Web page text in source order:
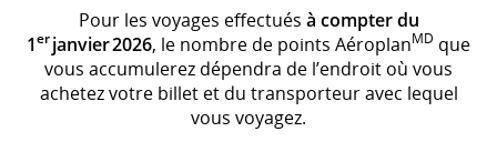
Pour les voyages effectués à compter du
1erjanvier 2026, le nombre de points AéroplanMD que
vous accumulerez dépendra de l’endroit où vous
achetez votre billet et du transporteur avec lequel
vous voyagez.